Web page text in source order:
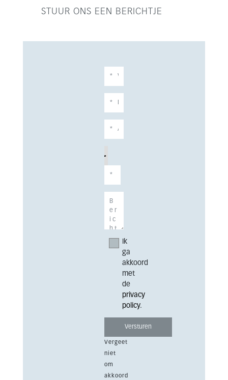
STUUR ONS EEN BERICHTJE
Ik
ga
akkoord
met
de
privacy
policy.
Vergeet
niet
om
akkoord